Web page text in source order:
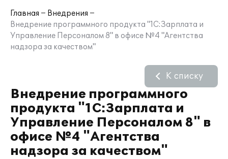
Главная
Внедрения
Внедрение программного продукта "1С:Зарплата и
Управление Персоналом 8" в офисе №4 "Агентства
надзора за качеством"
Внедрение программного
продукта "1С:Зарплата и
Управление Персоналом 8" в
офисе №4 "Агентства
надзора за качеством"
К списку